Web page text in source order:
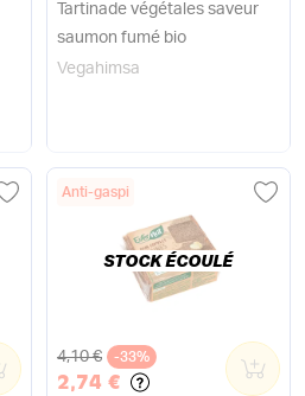
Tartinade végétales saveur
saumon fumé bio
Vegahimsa
Anti-gaspi
Ancien prix
4,10 € -33%
2,74 €
0
STOCK ÉCOULÉ